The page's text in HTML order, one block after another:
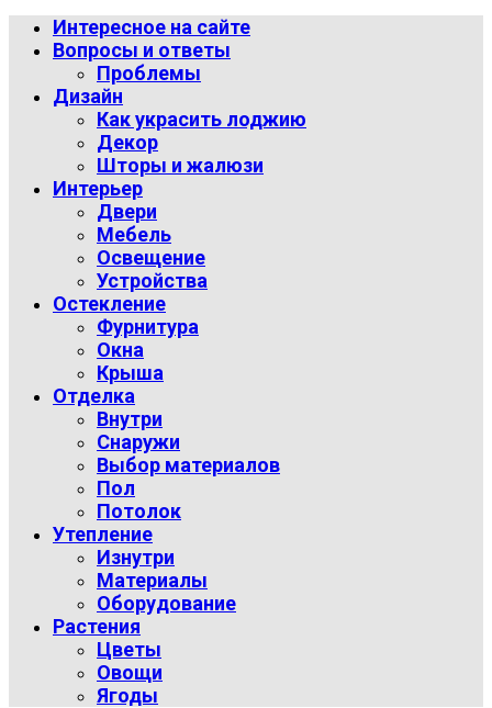
Интересное на сайте
Вопросы и ответы
Проблемы
Дизайн
Как украсить лоджию
Декор
Шторы и жалюзи
Интерьер
Двери
Мебель
Освещение
Устройства
Остекление
Фурнитура
Окна
Крыша
Отделка
Внутри
Снаружи
Выбор материалов
Пол
Потолок
Утепление
Изнутри
Материалы
Оборудование
Растения
Цветы
Овощи
Ягоды